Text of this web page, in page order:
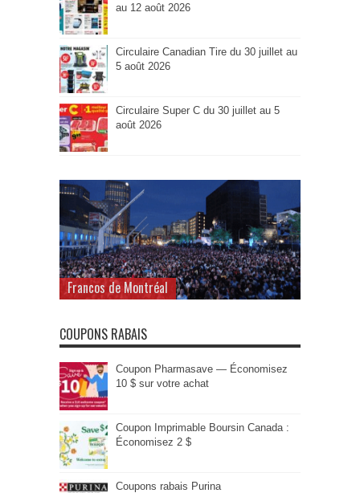
au 12 août 2026
Circulaire Canadian Tire du 30 juillet au
5 août 2026
Circulaire Super C du 30 juillet au 5
août 2026
Francos de Montréal
COUPONS RABAIS
Coupon Pharmasave — Économisez
10 $ sur votre achat
Coupon Imprimable Boursin Canada :
Économisez 2 $
Coupons rabais Purina